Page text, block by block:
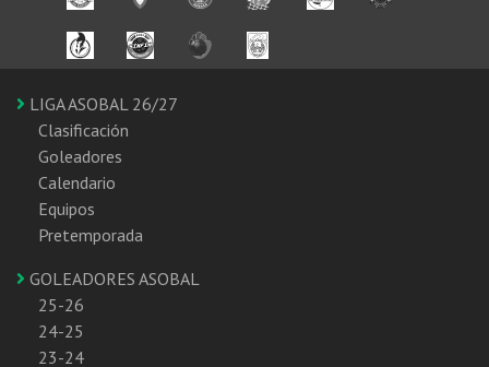
LIGA ASOBAL 26/27
Clasificación
Goleadores
Calendario
Equipos
Pretemporada
GOLEADORES ASOBAL
25-26
24-25
23-24